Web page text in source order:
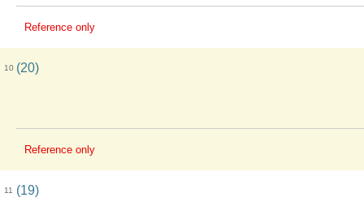
Reference only
10 (20)
Reference only
11 (19)